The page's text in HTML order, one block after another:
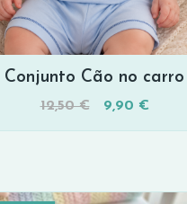
Conjunto Cão no carro
12,50 € 9,90 €